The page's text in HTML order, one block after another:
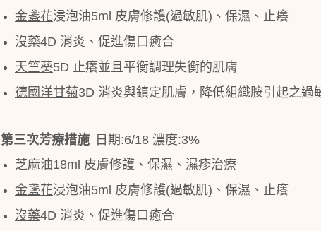
金盞花浸泡油5ml 皮膚修護(過敏肌) 、保濕、止癢
沒藥4D 消炎、促進傷口癒合
天竺葵5D 止癢並且平衡調理失衡的肌膚
德國洋甘菊3D 消炎與鎮定肌膚，降低組織胺引起之過
第三次芳療措施 日期:6/18 濃度:3%
芝麻油18ml 皮膚修護、保濕、濕疹治療
金盞花浸泡油5ml 皮膚修護(過敏肌) 、保濕、止癢
沒藥4D 消炎、促進傷口癒合